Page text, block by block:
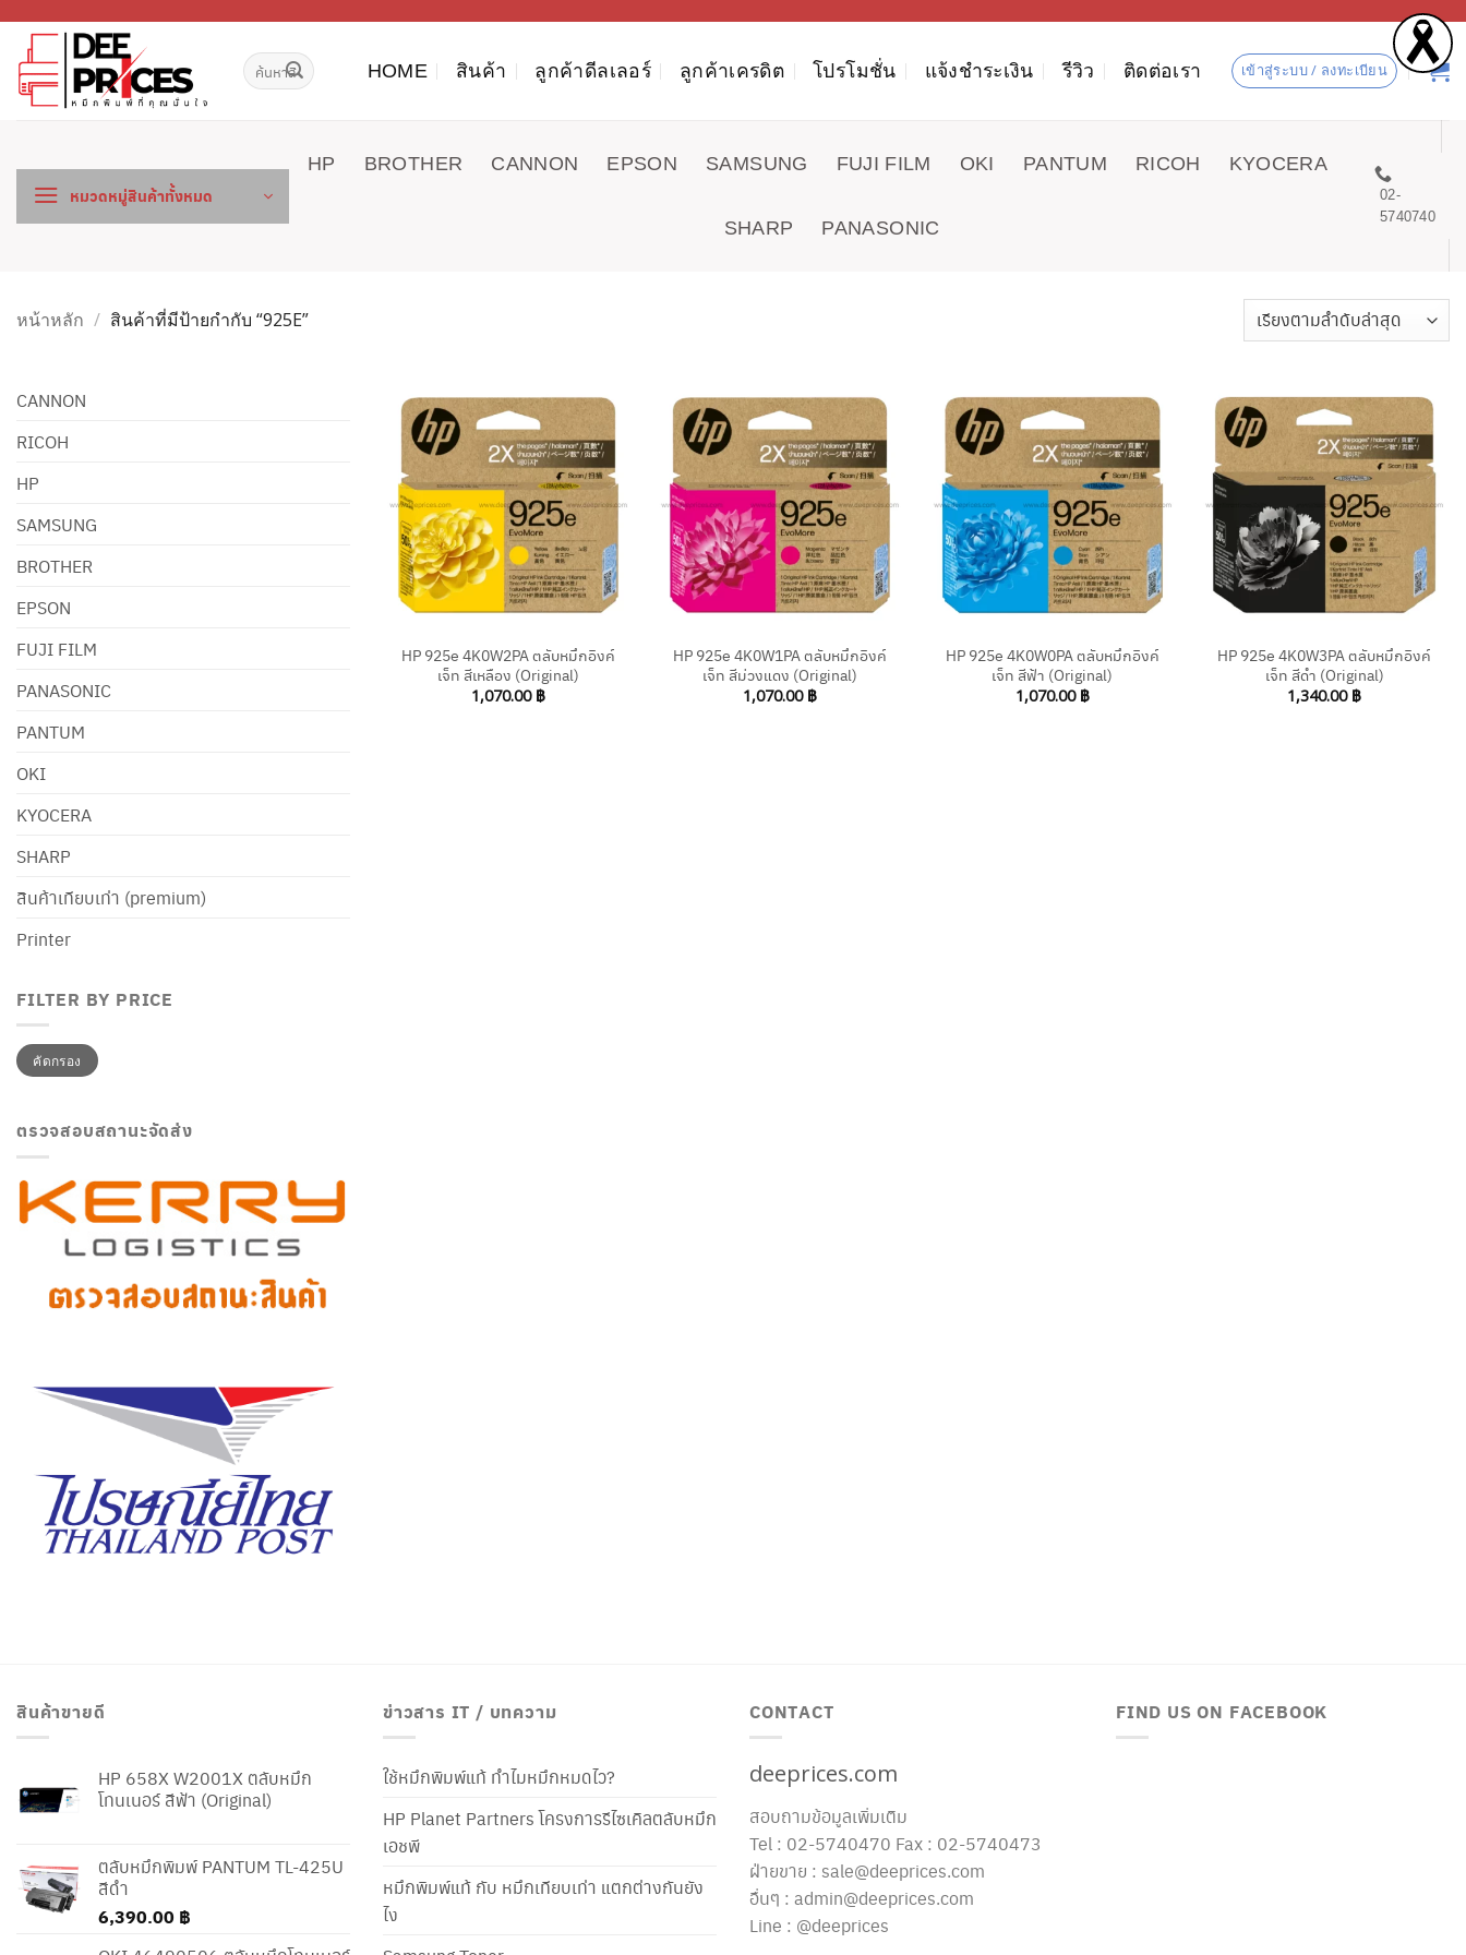
เนื้อหา
ค้นหา: HOME สินค้า ลูกค้าดีลเลอร์ ลูกค้าเครดิต โปรโมชั่น แจ้งชำระเงิน รีวิว ติดต่อเรา เข้าสู่ระบบ / ลงทะเบียน
หมวดหมู่สินค้าทั้งหมด
HP BROTHER CANNON EPSON SAMSUNG FUJI FILM OKI PANTUM RICOH KYOCERA
SHARP PANASONIC
02-
5740740
หน้าหลัก / สินค้าที่มีป้ายกำกับ “925E”
CANNON
RICOH
HP
SAMSUNG
BROTHER
EPSON
FUJI FILM
PANASONIC
PANTUM
OKI
KYOCERA
SHARP
สินค้าเทียบเท่า (premium)
Printer
FILTER BY PRICE
ราคา
ต่ำ
สุด
ราคา
สูงสุดคัดกรอง
ตรวจสอบสถานะจัดส่ง
+
HP 925e 4K0W2PA ตลับหมึกอิงค์
เจ็ท สีเหลือง (Original)
1,070.00 ฿
+
HP 925e 4K0W1PA ตลับหมึกอิงค์
เจ็ท สีม่วงแดง (Original)
1,070.00 ฿
+
HP 925e 4K0W0PA ตลับหมึกอิงค์
เจ็ท สีฟ้า (Original)
1,070.00 ฿
HP 925e 4K0W3PA ตลับหมึกอิงค์
เจ็ท สีดำ (Original)
1,340.00 ฿
สินค้าขายดี
HP 658X W2001X ตลับหมึก
โทนเนอร์ สีฟ้า (Original)
ตลับหมึกพิมพ์ PANTUM TL-425U
สีดำ
6,390.00 ฿
ข่าวสาร IT / บทความ
ใช้หมึกพิมพ์แท้ ทำไมหมึกหมดไว?
HP Planet Partners โครงการรีไซเคิลตลับหมึก
เอชพี
หมึกพิมพ์แท้ กับ หมึกเทียบเท่า แตกต่างกันยัง
ไง
CONTACT
deeprices.com
สอบถามข้อมูลเพิ่มเติม
Tel : 02-5740470 Fax : 02-5740473
ฝ่ายขาย : sale@deeprices.com
อื่นๆ : admin@deeprices.com
Line : @deeprices
FIND US ON FACEBOOK